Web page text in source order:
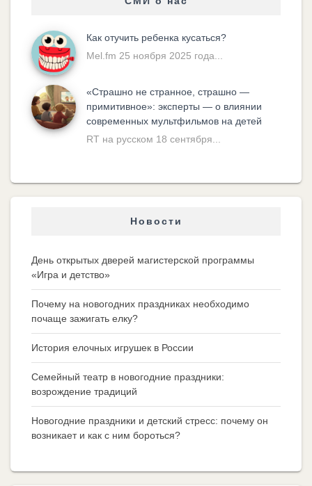
Как отучить ребенка кусаться?
Mel.fm 25 ноября 2025 года...
«Cтрашно не странное, страшно —
примитивное»: эксперты — о влиянии
современных мультфильмов на детей
RT на русском 18 сентября...
Новости
День открытых дверей магистерской программы
«Игра и детство»
Почему на новогодних праздниках необходимо
почаще зажигать елку?
История елочных игрушек в России
Семейный театр в новогодние праздники:
возрождение традиций
Новогодние праздники и детский стресс: почему он
возникает и как с ним бороться?